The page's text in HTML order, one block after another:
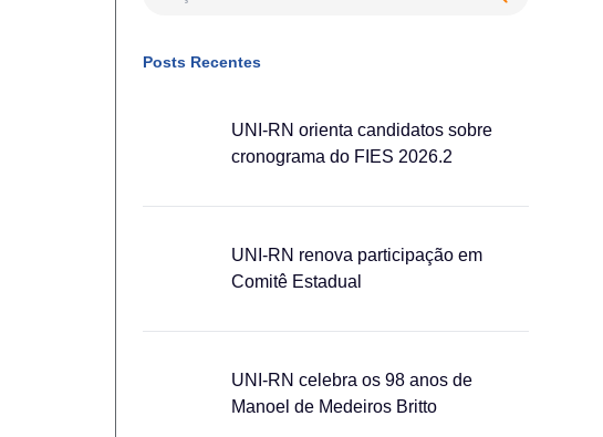
Posts Recentes
UNI-RN orienta candidatos sobre
cronograma do FIES 2026.2
UNI-RN renova participação em
Comitê Estadual
UNI-RN celebra os 98 anos de
Manoel de Medeiros Britto